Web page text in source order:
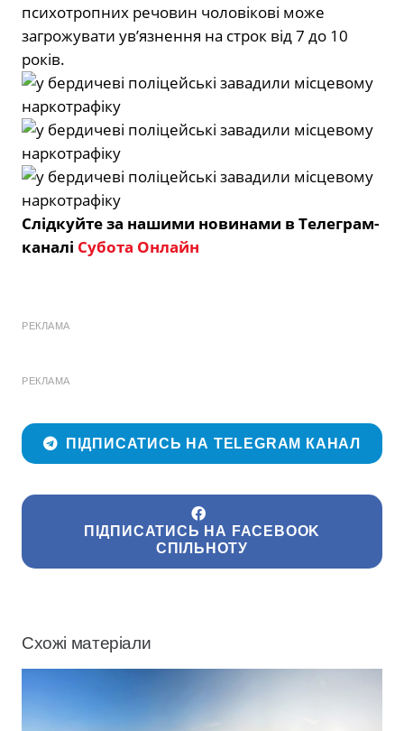
психотропних речовин чоловікові може
загрожувати ув’язнення на строк від 7 до 10
років.
Слідкуйте за нашими новинами в Телеграм-
каналі Субота Онлайн
РЕКЛАМА
РЕКЛАМА
ПІДПИСАТИСЬ НА TELEGRAM КАНАЛ
ПІДПИСАТИСЬ НА FACEBOOK
СПІЛЬНОТУ
Схожі матеріали